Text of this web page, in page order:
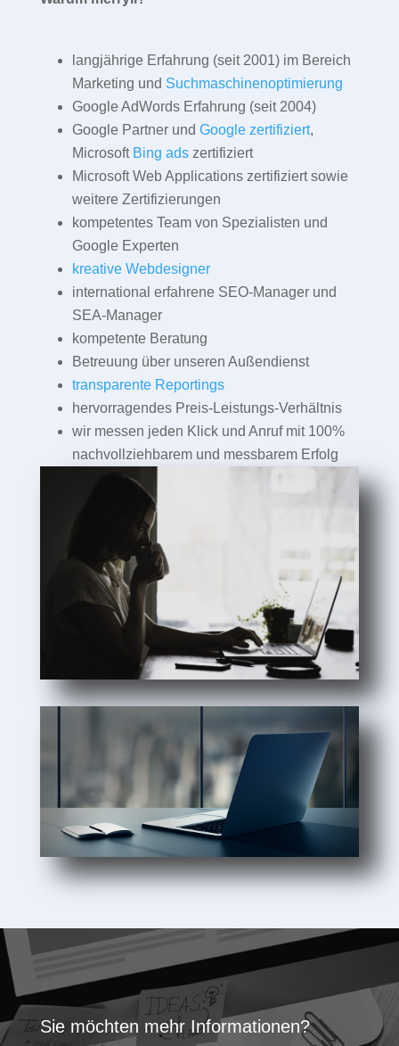
langjährige Erfahrung (seit 2001) im Bereich
Marketing und Suchmaschinenoptimierung
Google AdWords Erfahrung (seit 2004)
Google Partner und Google zertifiziert,
Microsoft Bing adszertifiziert
Microsoft Web Applications zertifiziert sowie
weitere Zertifizierungen
kompetentes Team von Spezialisten und
Google Experten
kreative Webdesigner
international erfahrene SEO-Manager und
SEA-Manager
kompetente Beratung
Betreuung über unseren Außendienst
transparente Reportings
hervorragendes Preis-Leistungs-Verhältnis
wir messen jeden Klick und Anruf mit 100%
nachvollziehbarem und messbarem Erfolg
Sie möchten mehr Informationen?